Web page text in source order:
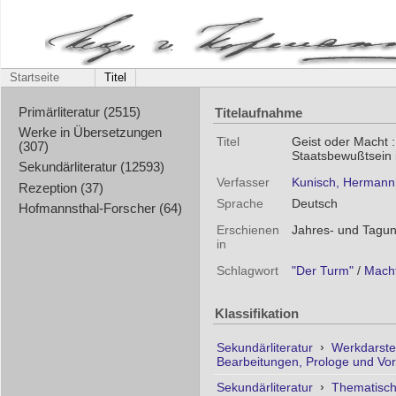
Startseite Titel
Primärliteratur (2515)
Werke in Übersetzungen
(307)
Sekundärliteratur (12593)
Rezeption (37)
Hofmannsthal-Forscher (64)
Titelaufnahme
Titel
Geist oder Macht
Verfasser
Kunisch, Hermann
Sprache
Deutsch
Erschienen
in
Jahres- und
Schlagwort "Der Turm"/
Klassifikation
Sekundärliteratur ›
Bearbeitungen, Prologe und
Sekundärliteratur ›